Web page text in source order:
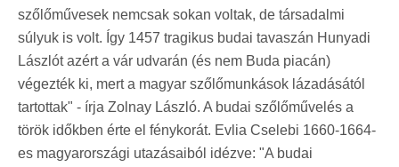
szőlőművesek nemcsak sokan voltak, de társadalmi
súlyuk is volt. Így 1457 tragikus budai tavaszán Hunyadi
Lászlót azért a vár udvarán (és nem Buda piacán)
végezték ki, mert a magyar szőlőmunkások lázadásától
tartottak" - írja Zolnay László. A budai szőlőművelés a
török időkben érte el fénykorát. Evlia Cselebi 1660-1664-
es magyarországi utazásaiból idézve: "A budai